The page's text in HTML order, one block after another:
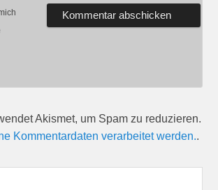
Akismet, um Spam zu reduzieren.
Kommentardaten verarbeitet werden..